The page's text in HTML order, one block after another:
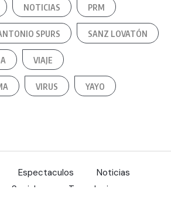
NOTICIAS PRM
SPURS SANZ LOVATÓN
VIAJE
VIRUS YAYO
Espectaculos
Noticias
Sociales Tecnologia